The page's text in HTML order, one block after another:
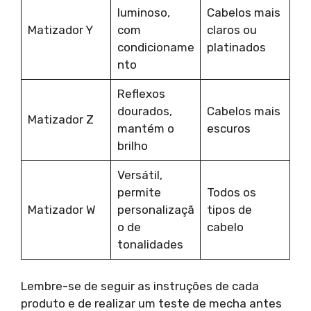
Matizador Y
luminoso,
com
condicioname
nto
Cabelos mais
claros ou
platinados
Matizador Z
Reflexos
dourados,
mantém o
brilho
Cabelos mais
escuros
Matizador W
Versátil,
permite
personalizaçã
o de
tonalidades
Todos os
tipos de
cabelo
Lembre-se de seguir as instruções de cada
produto e de realizar um teste de mecha antes